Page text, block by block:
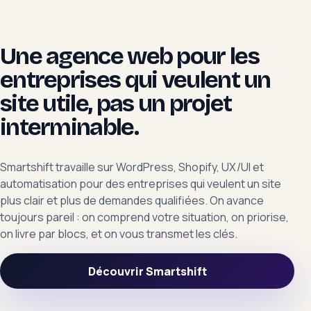
Une agence web pour les
entreprises qui veulent un
site utile, pas un projet
interminable.
Smartshift travaille sur WordPress, Shopify, UX/UI et
automatisation pour des entreprises qui veulent un site
plus clair et plus de demandes qualifiées. On avance
toujours pareil : on comprend votre situation, on priorise,
on livre par blocs, et on vous transmet les clés.
Découvrir Smartshift